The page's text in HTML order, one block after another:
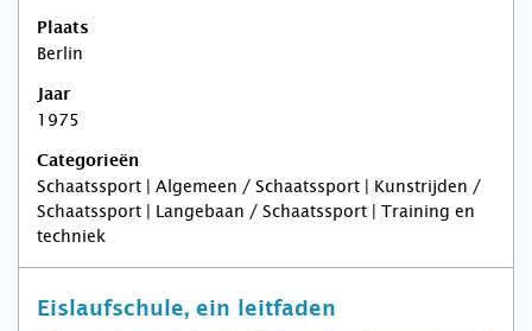
Plaats
Berlin
Jaar
1975
Categorieën
Schaatssport | Algemeen / Schaatssport | Kunstrijden /
Schaatssport | Langebaan / Schaatssport | Training en
techniek
Eislaufschule, ein leitfaden